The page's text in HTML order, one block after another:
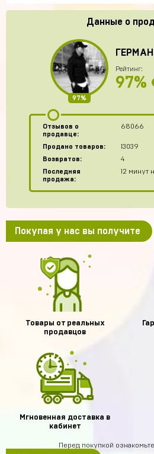
Данные о
97%
Рейтинг:
97%
Отзывов о
продавце:
68066
Продано товаров:
13039
Возвратов:
4
Последняя
продажа:
12 минут
Покупая у нас вы получите
Товары от реальных
продавцов
Мгновенная доставка в
кабинет
Перед покупкой